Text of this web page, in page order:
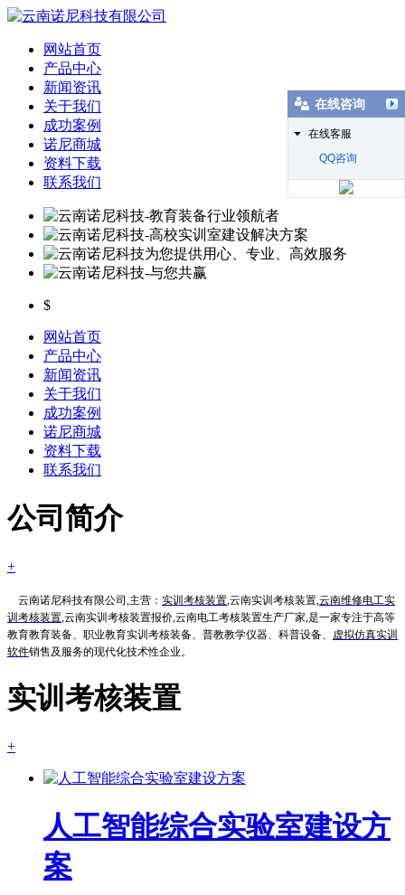
网站首页
产品中心
新闻资讯
关于我们
成功案例
诺尼商城
资料下载
联系我们
$
网站首页
产品中心
新闻资讯
关于我们
成功案例
诺尼商城
资料下载
联系我们
公司简介
+
云南诺尼科技有限公司,主营： 实训考核装置,云南实训考核装置,云南维修电工实
训考核装置,云南实训考核装置报价,云南电工考核装置生产厂家,是一家专注于高等
教育教育装备、职业教育实训考核装备、普教教学仪器、科普设备、 虚拟仿真实训
软件销售及服务的现代化技术性企业。
实训考核装置
+
人工智能综合实验室建设方
案
在线咨询
在线客服
QQ咨询